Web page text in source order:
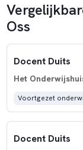
Oss
Docent Duits
Het
Voortgezet
Docent Duits